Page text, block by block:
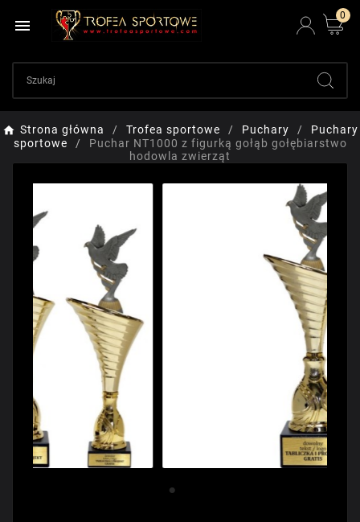

0
Strona główna Trofea sportowe Puchary
Puchary
sportowe
Puchar NT1000 z figurką gołąb gołębiarstwo
hodowla zwierząt